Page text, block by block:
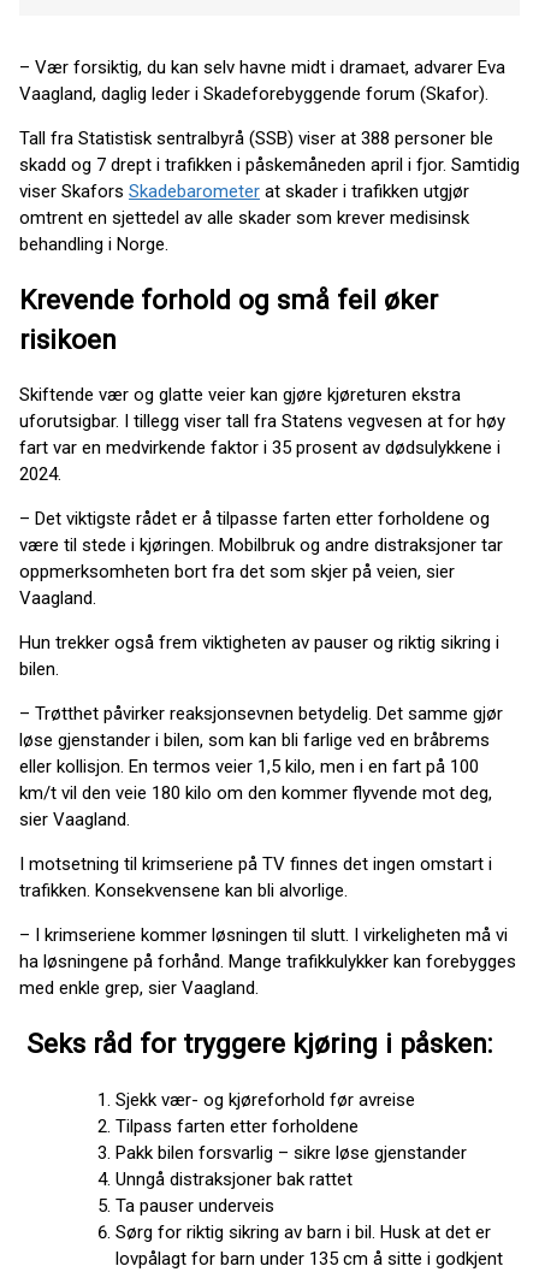
– Vær forsiktig, du kan selv havne midt i dramaet, advarer Eva
Vaagland, daglig leder i Skadeforebyggende forum (Skafor).
Tall fra Statistisk sentralbyrå (SSB) viser at 388 personer ble
skadd og 7 drept i trafikken i påskemåneden april i fjor. Samtidig
viser Skafors Skadebarometer at skader i trafikken utgjør
omtrent en sjettedel av alle skader som krever medisinsk
behandling i Norge.
Krevende forhold og små feil øker
risikoen
Skiftende vær og glatte veier kan gjøre kjøreturen ekstra
uforutsigbar. I tillegg viser tall fra Statens vegvesen at for høy
fart var en medvirkende faktor i 35 prosent av dødsulykkene i
2024.
– Det viktigste rådet er å tilpasse farten etter forholdene og
være til stede i kjøringen. Mobilbruk og andre distraksjoner tar
oppmerksomheten bort fra det som skjer på veien, sier
Vaagland.
Hun trekker også frem viktigheten av pauser og riktig sikring i
bilen.
– Trøtthet påvirker reaksjonsevnen betydelig. Det samme gjør
løse gjenstander i bilen, som kan bli farlige ved en bråbrems
eller kollisjon. En termos veier 1,5 kilo, men i en fart på 100
km/t vil den veie 180 kilo om den kommer flyvende mot deg,
sier Vaagland.
I motsetning til krimseriene på TV finnes det ingen omstart i
trafikken. Konsekvensene kan bli alvorlige.
– I krimseriene kommer løsningen til slutt. I virkeligheten må vi
ha løsningene på forhånd. Mange trafikkulykker kan forebygges
med enkle grep, sier Vaagland.
Seks råd for tryggere kjøring i påsken:
Sjekk vær- og kjøreforhold før avreise
Tilpass farten etter forholdene
Pakk bilen forsvarlig – sikre løse gjenstander
Unngå distraksjoner bak rattet
Ta pauser underveis
Sørg for riktig sikring av barn i bil. Husk at det er
lovpålagt for barn under 135 cm å sitte i godkjent